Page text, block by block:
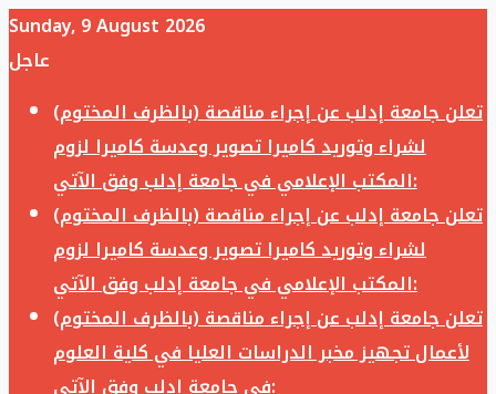
Sunday, 9 August 2026
عاجل
تعلن جامعة إدلب عن إجراء مناقصة (بالظرف المختوم)
لشراء وتوريد كاميرا تصوير وعدسة كاميرا لزوم
المكتب الإعلامي في جامعة إدلب وفق الآتي:
تعلن جامعة إدلب عن إجراء مناقصة (بالظرف المختوم)
لشراء وتوريد كاميرا تصوير وعدسة كاميرا لزوم
المكتب الإعلامي في جامعة إدلب وفق الآتي:
تعلن جامعة إدلب عن إجراء مناقصة (بالظرف المختوم)
لأعمال تجهيز مخبر الدراسات العليا في كلية العلوم
في جامعة ادلب وفق الآتي: